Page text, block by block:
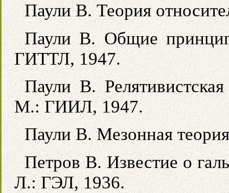
Паули В. Теория
Паули В. Общие
ГИТТЛ, 1947.
Паули В.
М.: ГИИЛ, 1947.
Паули В. Мезонная
Петров В. Известие о
Л.: ГЭЛ, 1936.